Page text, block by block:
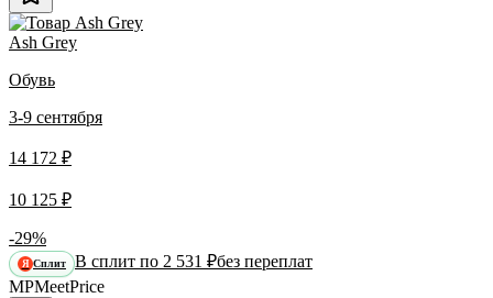
Ash Grey
Обувь
3-9 сентября
14 172 ₽
10 125 ₽
-29%
Я Сплит В сплит по 2 531 ₽без переплат
MPMeetPrice